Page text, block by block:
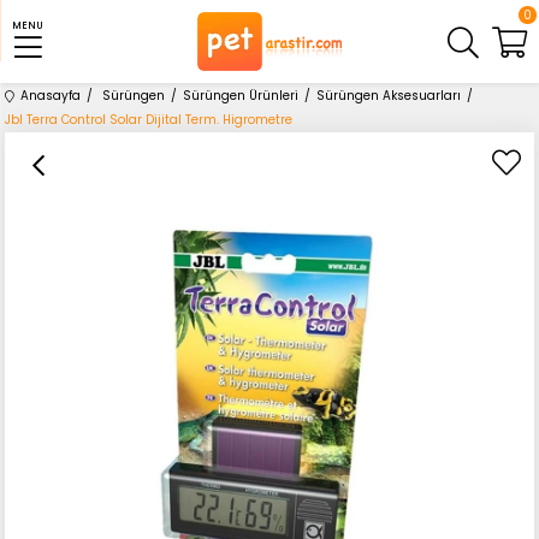
MENU
0
Anasayfa Sürüngen Sürüngen Ürünleri
Sürüngen Aksesuarları
Jbl Terra Control Solar Dijital Term. Higrometre